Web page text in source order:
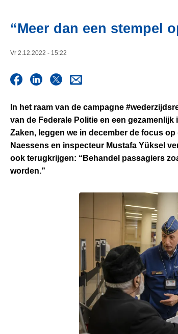
“Meer dan een stempel
Vr 2.12.2022 - 15:22
In het raam van de campagne
van de Federale Politie en een
Zaken, leggen we in december de focus
Naessens en inspecteur Mustafa Yüksel
ook terugkrijgen: “Behandel passagiers
worden.”